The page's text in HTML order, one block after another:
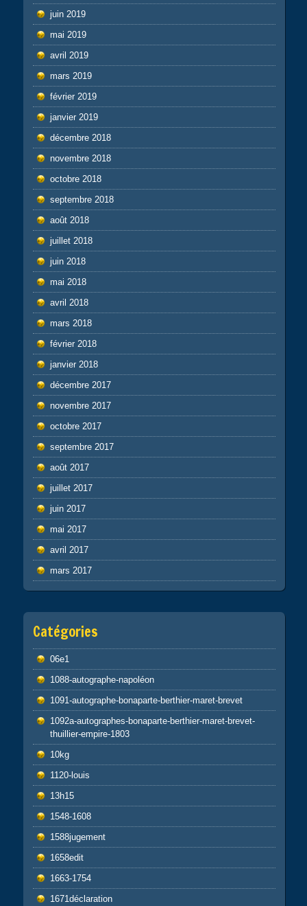
juin 2019
mai 2019
avril 2019
mars 2019
février 2019
janvier 2019
décembre 2018
novembre 2018
octobre 2018
septembre 2018
août 2018
juillet 2018
juin 2018
mai 2018
avril 2018
mars 2018
février 2018
janvier 2018
décembre 2017
novembre 2017
octobre 2017
septembre 2017
août 2017
juillet 2017
juin 2017
mai 2017
avril 2017
mars 2017
Catégories
06e1
1088-autographe-napoléon
1091-autographe-bonaparte-berthier-maret-brevet
1092a-autographes-bonaparte-berthier-maret-brevet-
thuillier-empire-1803
10kg
1120-louis
13h15
1548-1608
1588jugement
1658edit
1663-1754
1671déclaration